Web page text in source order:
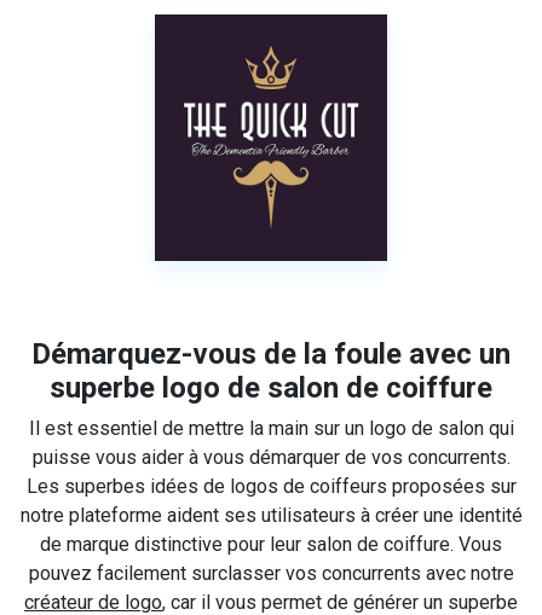
Démarquez-vous de la foule avec un
superbe logo de salon de coiffure
Il est essentiel de mettre la main sur un logo de salon qui
puisse vous aider à vous démarquer de vos concurrents.
Les superbes idées de logos de coiffeurs proposées sur
notre plateforme aident ses utilisateurs à créer une identité
de marque distinctive pour leur salon de coiffure. Vous
pouvez facilement surclasser vos concurrents avec notre
créateur de logo, car il vous permet de générer un superbe